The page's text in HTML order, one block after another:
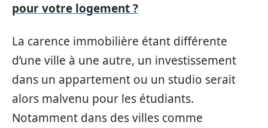
pour votre logement ?
La carence immobilière étant différente
d’une ville à une autre, un investissement
dans un appartement ou un studio serait
alors malvenu pour les étudiants.
Notamment dans des villes comme